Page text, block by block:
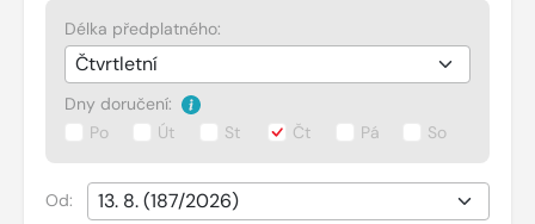
Délka předplatného:
Dny doručení:
Po
Út St Čt Pá So
Od: